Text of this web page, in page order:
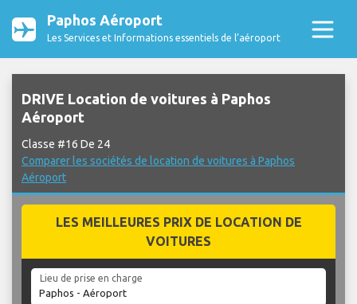
Paphos Aéroport
Les Services et Informations essentiels de l’aéroport
DRIVE Location de voitures à Paphos
Aéroport
Classe #16 De 24
Comparer les sociétés de location de voitures à Paphos
Aéroport
LES MEILLEURES PRIX DE LOCATION DE
VOITURES
Lieu de prise en charge